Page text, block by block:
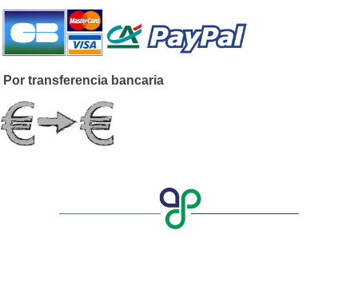
Por transferencia bancaria